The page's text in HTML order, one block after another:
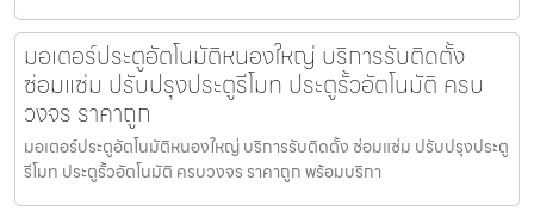
มอเตอร์ประตูอัตโนมัติหนองใหญ่ บริการรับติดตั้ง
ซ่อมแซ่ม ปรับปรุงประตูรีโมท ประตูรั้วอัตโนมัติ ครบ
วงจร ราคาถูก
มอเตอร์ประตูอัตโนมัติหนองใหญ่ บริการรับติดตั้ง ซ่อมแซ่ม ปรับปรุงประตู
รีโมท ประตูรั้วอัตโนมัติ ครบวงจร ราคาถูก พร้อมบริกา